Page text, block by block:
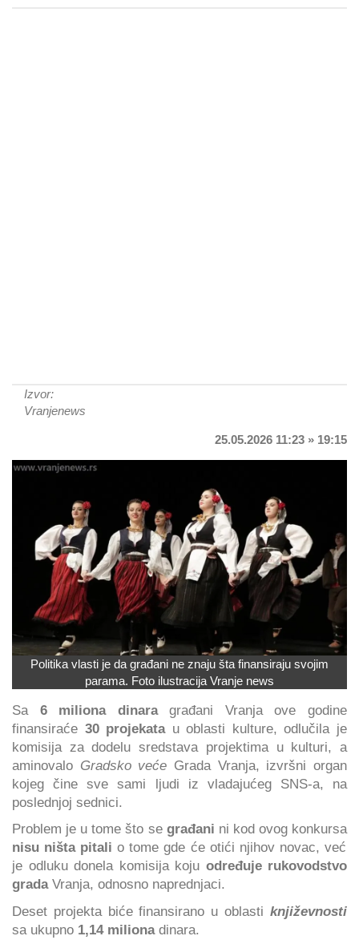
Izvor:
Vranjenews
25.05.2026 11:23 » 19:15
Politika vlasti je da građani ne znaju šta finansiraju svojim
parama. Foto ilustracija Vranje news
Sa 6 miliona dinaragrađani Vranja ove godine
finansiraće 30 projekata u oblasti kulture, odlučila je
komisija za dodelu sredstava projektima u kulturi, a
aminovalo Gradsko veće Grada Vranja, izvršni organ
kojeg čine sve sami ljudi iz vladajućeg SNS-a, na
poslednjoj sednici.
Problem je u tome što se građani ni kod ovog konkursa
nisu ništa pitalio tome gde će otići njihov novac, već
je odluku donela komisija koju određuje rukovodstvo
gradaVranja, odnosno naprednjaci.
Deset projekta biće finansirano u oblasti književnosti
sa ukupno 1,14 milionadinara.